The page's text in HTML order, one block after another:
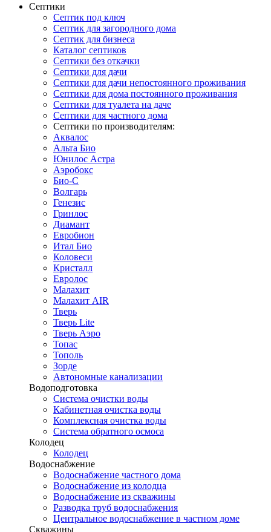
Септики
Септик под ключ
Септик для загородного дома
Септик для бизнеса
Каталог септиков
Септики без откачки
Септики для дачи
Септики для дачи непостоянного проживания
Септики для дома постоянного проживания
Септики для туалета на даче
Септики для частного дома
Септики по производителям:
Аквалос
Альта Био
Юнилос Астра
Аэробокс
Био-С
Волгарь
Генезис
Гринлос
Диамант
Евробион
Итал Био
Коловеси
Кристалл
Евролос
Малахит
Малахит AIR
Тверь
Тверь Lite
Тверь Аэро
Топас
Тополь
Зорде
Автономные канализации
Водоподготовка
Система очистки воды
Кабинетная очистка воды
Комплексная очистка воды
Система обратного осмоса
Колодец
Колодец
Водоснабжение
Водоснабжение частного дома
Водоснабжение из колодца
Водоснабжение из скважины
Разводка труб водоснабжения
Центральное водоснабжение в частном доме
Скважины